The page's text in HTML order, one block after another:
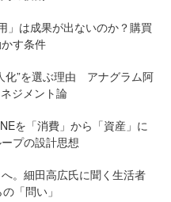
」は成果が出ないのか？購買
す条件
化”を選ぶ理由 アナグラム阿
ジメント論
を「消費」から「資産」に
プの設計思想
。細田高広氏に聞く生活者
「問い」